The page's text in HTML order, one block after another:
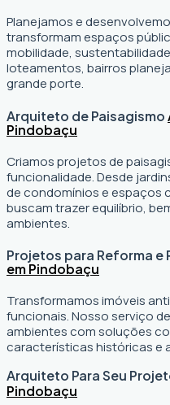
Planejamos e
transformam espaços
mobilidade,
loteamentos, bairros
grande porte.
Arquiteto de Paisagismo
Pindobaçu
Criamos projetos de
funcionalidade. Desde
de condomínios e espaços
buscam trazer equilíbrio,
ambientes.
Projetos para Reforma e
em Pindobaçu
Transformamos imóveis
funcionais. Nosso serviço
ambientes com soluções
características históricas e
Arquiteto Para Seu
Pindobaçu